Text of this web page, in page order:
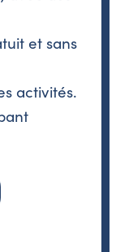
et sans
activités.